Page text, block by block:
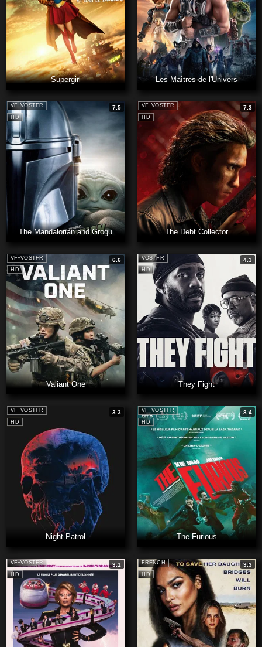
Supergirl Les Maîtres de l'Univers
HD
VF+VOSTFR 7.5
The Mandalorian and Grogu
HD
VF+VOSTFR 7.3
The Debt Collector
HD
VF+VOSTFR 6.6
Valiant One
HD
VOSTFR 4.3
They Fight
HD
VF+VOSTFR 3.3
Night Patrol
HD
VF+VOSTFR 8.4
The Furious
HD
VF+VOSTFR 3.1
HD
FRENCH 3.3